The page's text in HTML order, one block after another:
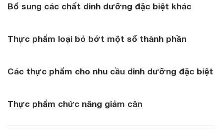
Bổ sung các chất dinh dưỡng đặc biệt khác
Thực phẩm loại bỏ bớt một số thành phần
Các thực phẩm cho nhu cầu dinh dưỡng đặc biệt
Thực phẩm chức năng giảm cân